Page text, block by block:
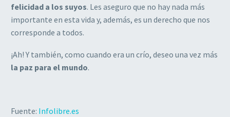
felicidad a los suyos. Les aseguro que no hay nada más
importante en esta vida y, además, es un derecho que nos
corresponde a todos.
¡Ah! Y también, como cuando era un crío, deseo una vez más
la paz para el mundo.
Fuente: Infolibre.es